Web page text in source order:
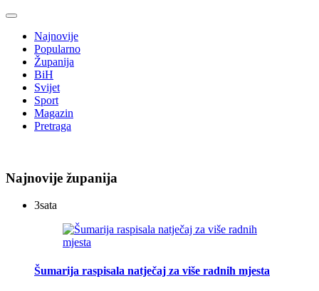
Najnovije
Popularno
Županija
BiH
Svijet
Sport
Magazin
Pretraga
Najnovije županija
3sata
Šumarija raspisala natječaj za više radnih mjesta